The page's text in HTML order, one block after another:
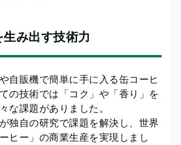
み出す技術力
自販機で簡単に手に入る缶コーヒ
の技術では「コク」や「香り」を
な課題がありました。
独自の研究で課題を解決し、世界
ヒー」の商業生産を実現しまし